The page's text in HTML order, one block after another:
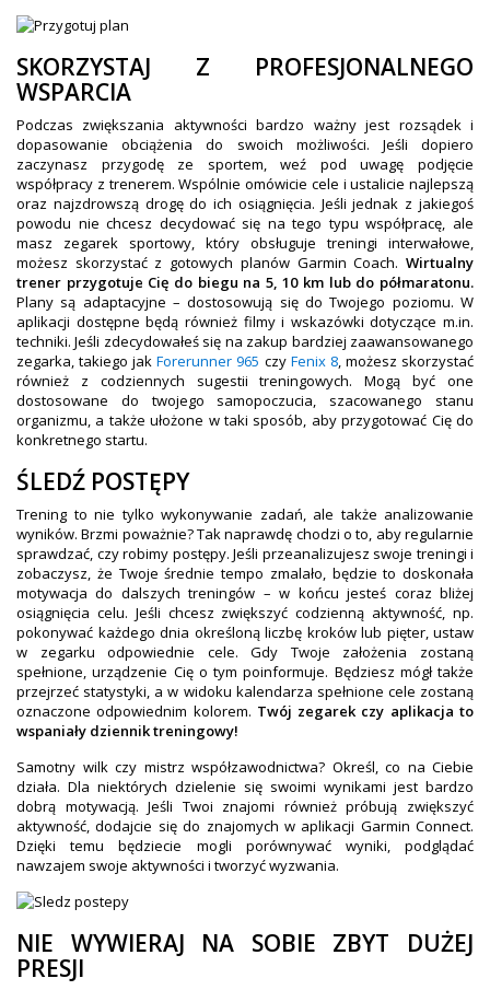
SKORZYSTAJ Z PROFESJONALNEGO
WSPARCIA
Podczas zwiększania aktywności bardzo ważny jest rozsądek i
dopasowanie obciążenia do swoich możliwości. Jeśli dopiero
zaczynasz przygodę ze sportem, weź pod uwagę podjęcie
współpracy z trenerem. Wspólnie omówicie cele i ustalicie najlepszą
oraz najzdrowszą drogę do ich osiągnięcia. Jeśli jednak z jakiegoś
powodu nie chcesz decydować się na tego typu współpracę, ale
masz zegarek sportowy, który obsługuje treningi interwałowe,
możesz skorzystać z gotowych planów Garmin Coach. Wirtualny
trener przygotuje Cię do biegu na 5, 10 km lub do półmaratonu.
Plany są adaptacyjne – dostosowują się do Twojego poziomu. W
aplikacji dostępne będą również filmy i wskazówki dotyczące m.in.
techniki. Jeśli zdecydowałeś się na zakup bardziej zaawansowanego
zegarka, takiego jakForerunner 965 czy Fenix 8, możesz skorzystać
również z codziennych sugestii treningowych. Mogą być one
dostosowane do twojego samopoczucia, szacowanego stanu
organizmu, a także ułożone w taki sposób, aby przygotować Cię do
konkretnego startu.
ŚLEDŹ POSTĘPY
Trening to nie tylko wykonywanie zadań, ale także analizowanie
wyników. Brzmi poważnie? Tak naprawdę chodzi o to, aby regularnie
sprawdzać, czy robimy postępy. Jeśli przeanalizujesz swoje treningi i
zobaczysz, że Twoje średnie tempo zmalało, będzie to doskonała
motywacja do dalszych treningów – w końcu jesteś coraz bliżej
osiągnięcia celu. Jeśli chcesz zwiększyć codzienną aktywność, np.
pokonywać każdego dnia określoną liczbę kroków lub pięter, ustaw
w zegarku odpowiednie cele. Gdy Twoje założenia zostaną
spełnione, urządzenie Cię o tym poinformuje. Będziesz mógł także
przejrzeć statystyki, a w widoku kalendarza spełnione cele zostaną
oznaczone odpowiednim kolorem. Twój zegarek czy aplikacja to
wspaniały dziennik treningowy!
Samotny wilk czy mistrz współzawodnictwa? Określ, co na Ciebie
działa. Dla niektórych dzielenie się swoimi wynikami jest bardzo
dobrą motywacją. Jeśli Twoi znajomi również próbują zwiększyć
aktywność, dodajcie się do znajomych w aplikacji Garmin Connect.
Dzięki temu będziecie mogli porównywać wyniki, podglądać
nawzajem swoje aktywności i tworzyć wyzwania.
NIE WYWIERAJ NA SOBIE ZBYT DUŻEJ
PRESJI